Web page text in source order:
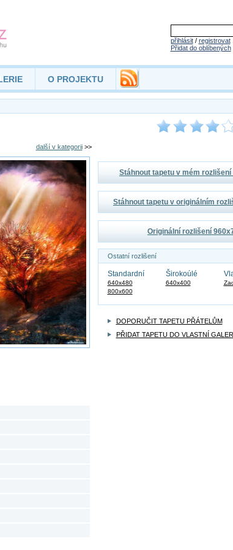
přihlásit/ registrovat
Přidat do oblíbených
O PROJEKTU
další v kategorii>>
Stáhnout tapetu v mém rozlišení
Stáhnout tapetu v originálním
Originální rozlišení
Ostatní rozlišení
Standardní
640x480
800x600
Širokoúlé
640x400
DOPORUČIT TAPETU PŘÁTELŮM
PŘIDAT TAPETU DO VLASTNÍ